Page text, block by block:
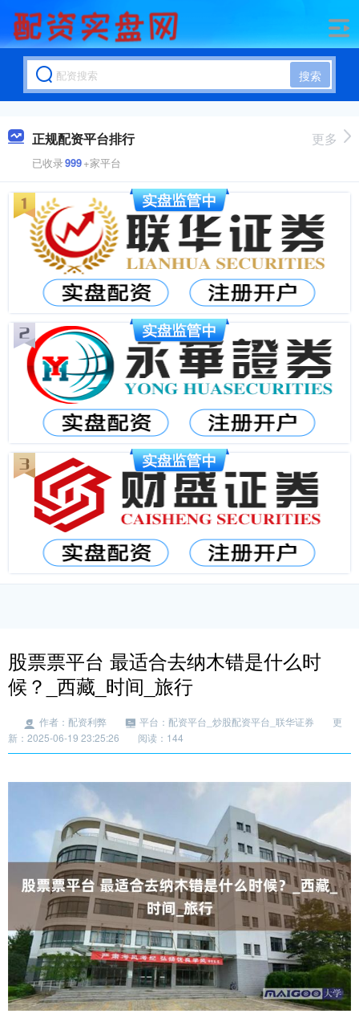
搜索
正规配资平台排行
已收录999+家平台
更多
股票票平台 最适合去纳木错是什么时
候？_西藏_时间_旅行
作者：配资利弊 平台：配资平台_炒股配资平台_联华证券
更
新：2025-06-19 23:25:26
阅读：144